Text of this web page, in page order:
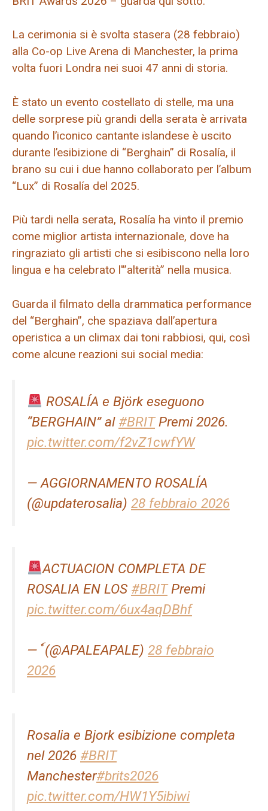
La cerimonia si è svolta stasera (28 febbraio)
alla Co-op Live Arena di Manchester, la prima
volta fuori Londra nei suoi 47 anni di storia.
È stato un evento costellato di stelle, ma una
delle sorprese più grandi della serata è arrivata
quando l’iconico cantante islandese è uscito
durante l’esibizione di “Berghain” di Rosalía, il
brano su cui i due hanno collaborato per l’album
“Lux” di Rosalía del 2025.
Più tardi nella serata, Rosalía ha vinto il premio
come miglior artista internazionale, dove ha
ringraziato gli artisti che si esibiscono nella loro
lingua e ha celebrato l'”alterità” nella musica.
Guarda il filmato della drammatica performance
del “Berghain”, che spaziava dall’apertura
operistica a un climax dai toni rabbiosi, qui, così
come alcune reazioni sui social media:
ROSALÍA e Björk eseguono
“BERGHAIN” al #BRITPremi 2026.
pic.twitter.com/f2vZ1cwfYW
— AGGIORNAMENTO ROSALÍA
(@updaterosalia) 28 febbraio 2026
ACTUACION COMPLETA DE
ROSALIA EN LOS #BRITPremi
pic.twitter.com/6ux4aqDBhf
— ٗ (@APALEAPALE) 28 febbraio
2026
Rosalia e Bjork esibizione completa
nel 2026 #BRIT
Manchester#brits2026
pic.twitter.com/HW1Y5ibiwi